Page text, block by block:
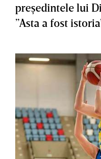
preşedintele lui
”Asta a fost